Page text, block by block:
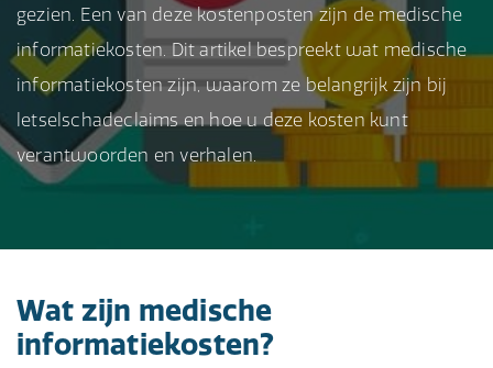
gezien. Een van deze kostenposten zijn de medische
informatiekosten. Dit artikel bespreekt wat medische
informatiekosten zijn, waarom ze belangrijk zijn bij
letselschadeclaims en hoe u deze kosten kunt
verantwoorden en verhalen.
Wat zijn medische
informatiekosten?